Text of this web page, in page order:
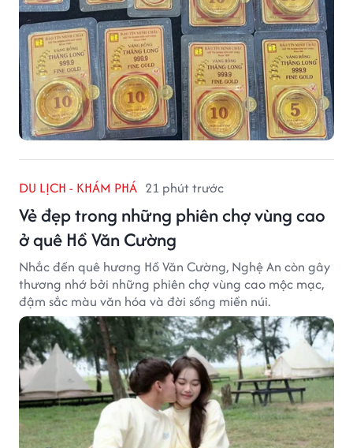
DU LỊCH - KHÁM PHÁ 21 phút trước
Vẻ đẹp trong những phiên chợ vùng cao
ở quê Hồ Văn Cường
Nhắc đến quê hương Hồ Văn Cường, Nghệ An còn gây
thương nhớ bởi những phiên chợ vùng cao mộc mạc,
đậm sắc màu văn hóa và đời sống miền núi.